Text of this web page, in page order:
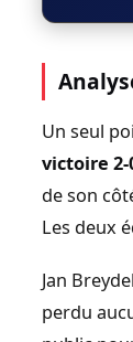
Un seul
victoire 2-
de son
Les deux
Jan
perdu